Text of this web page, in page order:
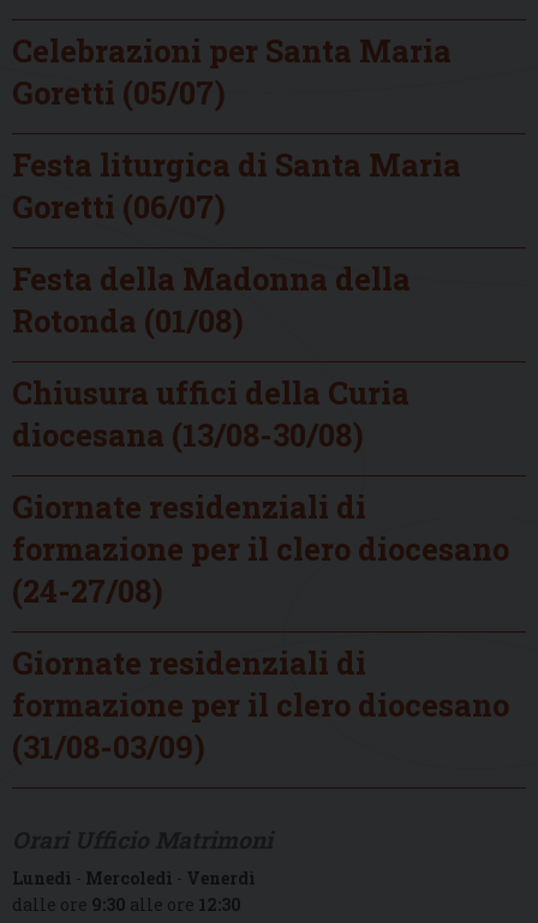
Celebrazioni per Santa Maria
Goretti (05/07)
Festa liturgica di Santa Maria
Goretti (06/07)
Festa della Madonna della
Rotonda (01/08)
Chiusura uffici della Curia
diocesana (13/08-30/08)
Giornate residenziali di
formazione per il clero diocesano
(24-27/08)
Giornate residenziali di
formazione per il clero diocesano
(31/08-03/09)
Lunedì - Mercoledì - Venerdì
dalle ore 9:30 alle ore 12:30